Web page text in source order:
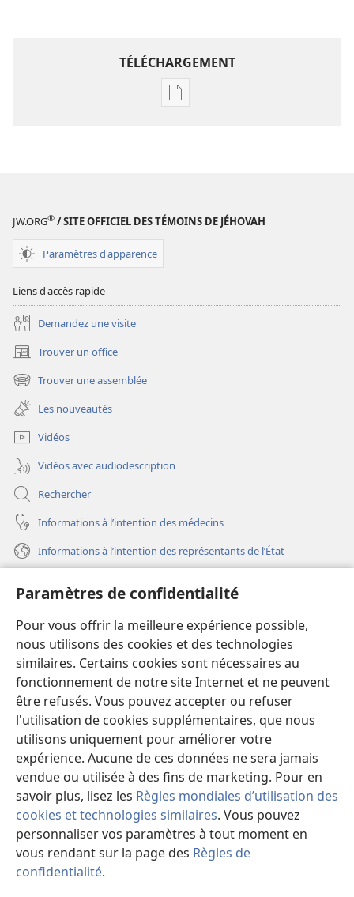
Paramètres de confidentialité
Pour vous offrir la meilleure expérience possible,
nous utilisons des cookies et des technologies
similaires. Certains cookies sont nécessaires au
fonctionnement de notre site Internet et ne peuvent
être refusés. Vous pouvez accepter ou refuser
l'utilisation de cookies supplémentaires, que nous
utilisons uniquement pour améliorer votre
expérience. Aucune de ces données ne sera jamais
vendue ou utilisée à des fins de marketing. Pour en
savoir plus, lisez les Règles mondiales d’utilisation des
cookies et technologies similaires. Vous pouvez
personnaliser vos paramètres à tout moment en
vous rendant sur la page des Règles de
confidentialité.
TÉLÉCHARGEMENT
Options
REVUES
JW.ORG® / SITE OFFICIEL DES TÉMOINS DE JÉHOVAH
Paramètres d'apparence
Liens d'accès rapide
Demandez une visite
Trouver un office
(ouvre
une
nouvelle
fenêtre)
Trouver une assemblée
(ouvre
une
nouvelle
fenêtre)
Les nouveautés
Vidéos
Vidéos avec audiodescription
Rechercher
Informations à l’intention des médecins
Informations à l’intention des représentants de l’État
(ouvre
une
nouvelle
fenêtre)
Bibliothèque en ligne
(ouvre
une
nouvelle
fenêtre)
JW Hub®
(ouvre
une
nouvelle
fenêtre)
JW Library
Watchtower Library
Copyright© 2026 Watch Tower Bible and Tract Society of Pennsylvania.
CONDITIONS D’UTILISATION
PARAMÈTRES DE CONFIDENTIALITÉ